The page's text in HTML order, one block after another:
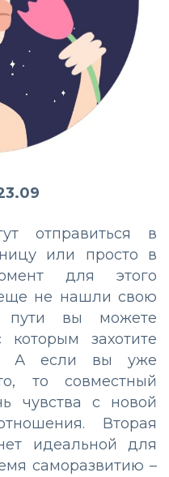
отправиться в
или просто в
для этого
не нашли свою
пути вы можете
которым захотите
А если вы уже
то совместный
чувства с новой
Вторая
идеальной для
саморазвитию –